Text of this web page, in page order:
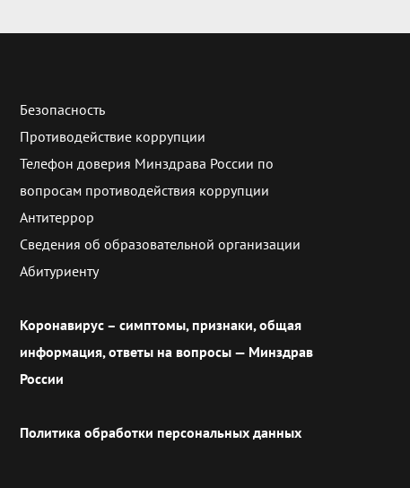
Безопасность
Противодействие коррупции
Телефон доверия Минздрава России по
вопросам противодействия коррупции
Антитеррор
Сведения об образовательной организации
Абитуриенту
Коронавирус – симптомы, признаки, общая
информация, ответы на вопросы — Минздрав
России
Политика обработки персональных данных